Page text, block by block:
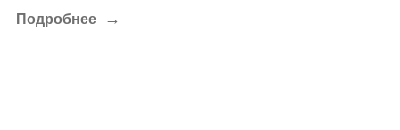
Подробнее
→